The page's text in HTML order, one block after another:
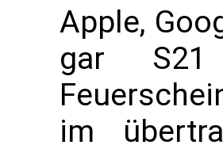
Apple,
gar S21
im